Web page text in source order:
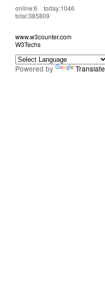
online:6 today:1046
total:385809
www.w3counter.com
W3Techs
Powered by Translate